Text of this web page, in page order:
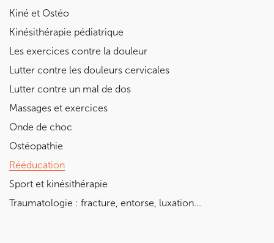
Kiné et Ostéo
Kinésithérapie pédiatrique
Les exercices contre la douleur
Lutter contre les douleurs cervicales
Lutter contre un mal de dos
Massages et exercices
Onde de choc
Ostéopathie
Rééducation
Sport et kinésithérapie
Traumatologie : fracture, entorse, luxation...